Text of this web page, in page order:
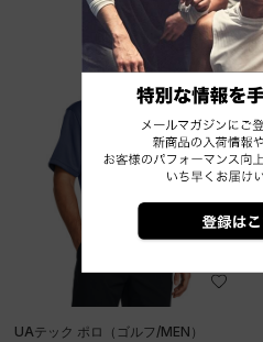
UAテック ポロ（ゴルフ/MEN）